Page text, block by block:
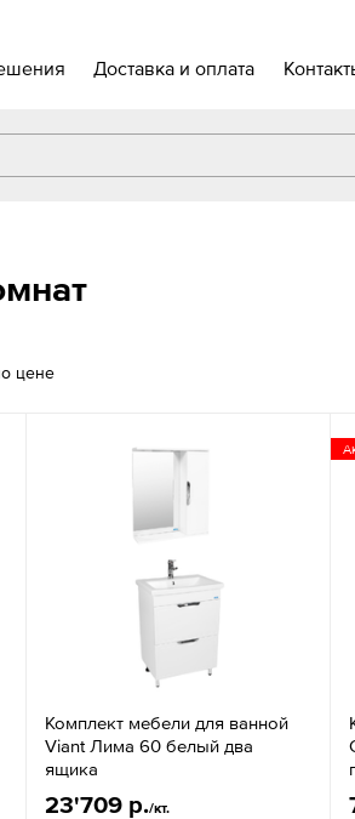
Доставка и оплата
цене
Комплект мебели для ванной
Viant Лима 60 белый два
ящика
23'709 р./кт.